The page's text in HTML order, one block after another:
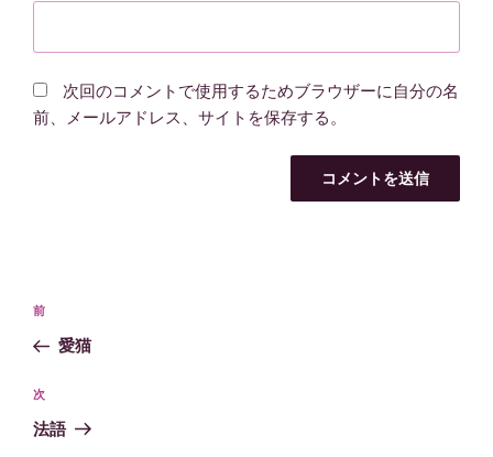
次回のコメントで使用するためブラウザーに自分の名
前、メールアドレス、サイトを保存する。
投
ナ
ビ
ゲ
過
去
投
稿
前
愛猫
次
の
次
法語